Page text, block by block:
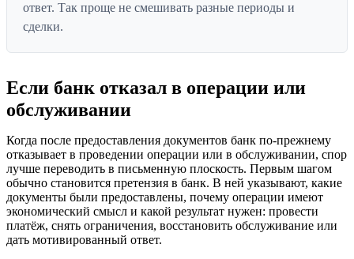
ответ. Так проще не смешивать разные периоды и
сделки.
Если банк отказал в операции или
обслуживании
Когда после предоставления документов банк по-прежнему
отказывает в проведении операции или в обслуживании, спор
лучше переводить в письменную плоскость. Первым шагом
обычно становится претензия в банк. В ней указывают, какие
документы были предоставлены, почему операции имеют
экономический смысл и какой результат нужен: провести
платёж, снять ограничения, восстановить обслуживание или
дать мотивированный ответ.